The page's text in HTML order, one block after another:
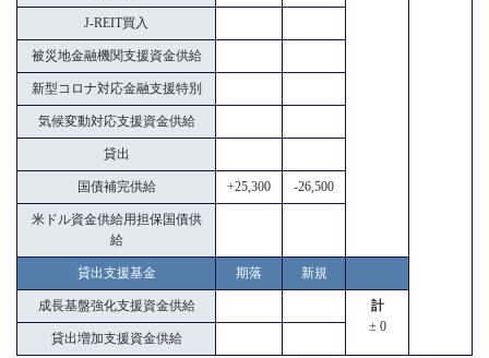
J-REIT買入
被災地金融機関支援資金供給
新型コロナ対応金融支援特別
気候変動対応支援資金供給
貸出
国債補完供給 +25,300 -26,500
米ドル資金供給用担保国債供
給
貸出支援基金 期落 新規
成長基盤強化支援資金供給
計
± 0
貸出増加支援資金供給